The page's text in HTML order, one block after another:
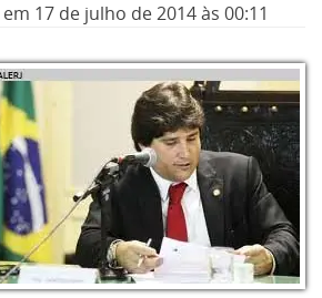
17 de julho de 2014às 00:11